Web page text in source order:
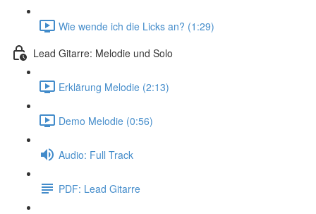
Wie wende ich die Licks an? (1:29)
Lead Gitarre: Melodie und Solo
Erklärung Melodie (2:13)
Demo Melodie (0:56)
Audio: Full Track
PDF: Lead Gitarre